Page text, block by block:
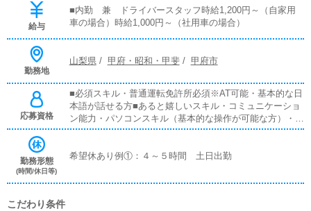
給与
■内勤 兼 ドライバースタッフ時給1,200円～（自家用
車の場合）時給1,000円～（社用車の場合）
勤務地
山梨県/ 甲府・昭和・甲斐/ 甲府市
応募資格
■必須スキル・普通運転免許所必須※AT可能・基本的な日
本語が話せる方■あると嬉しいスキル・コミュニケーショ
ン能力・パソコンスキル（基本的な操作が可能な方）・文
章を書く能力・笑顔がしっかりと作れる方※声のトーンな
勤務形態
(時間/休日等)
希望休あり例①：４～５時間 土日出勤
こだわり条件